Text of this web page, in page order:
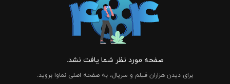
صفحه مورد نظر شما یافت نشد.
برای دیدن هزاران فیلم و سریال، به صفحه اصلی نماوا بروید.